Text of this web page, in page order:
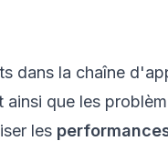
dans la chaîne
que les
les